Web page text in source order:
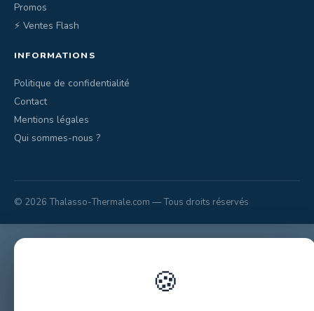
Promos
⚡ Ventes Flash
INFORMATIONS
Politique de confidentialité
Contact
Mentions légales
Qui sommes-nous ?
© 2026 Thalasso-Thermale.com — Tous droits réservés
🍪